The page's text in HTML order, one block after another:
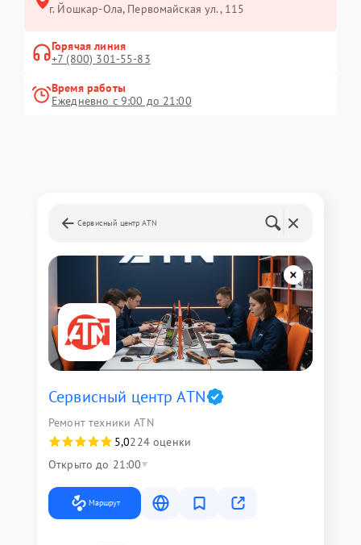
г. Йошкар-Ола, Первомайская ул., 115
Горячая линия
+7 (800) 301-55-83
Время работы
Ежедневно с 9:00 до 21:00
Сервисный центр ATN
Сервисный центр ATN
Ремонт техники ATN
5,0224 оценки
Открыто до 21:00
Маршрут